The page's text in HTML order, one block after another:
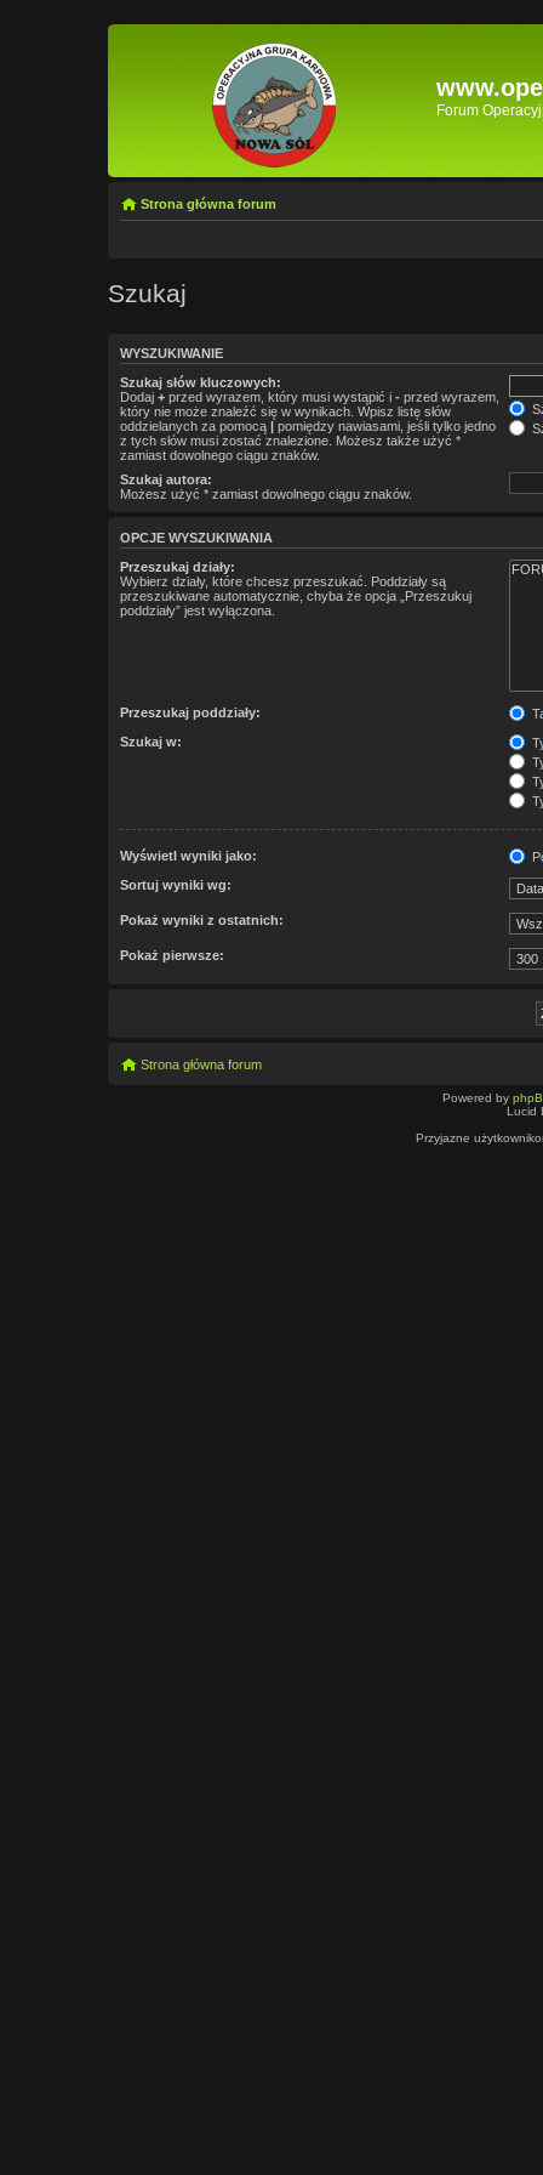
Forum
Strona główna forum
Szukaj
WYSZUKIWANIE
Szukaj słów kluczowych:
Dodaj +przed wyrazem, który musi wystąpić i -przed wyrazem,
który nie może znaleźć się w wynikach. Wpisz listę słów
oddzielanych za pomocą
pomiędzy nawiasami, jeśli tylko jedno
z tych słów musi zostać znalezione. Możesz także użyć *
zamiast dowolnego ciągu znaków.
Szukaj autora:
Możesz użyć * zamiast dowolnego ciągu znaków.
OPCJE WYSZUKIWANIA
Przeszukaj działy:
Wybierz działy, które chcesz przeszukać. Poddziały są
przeszukiwane automatycznie, chyba że opcja „Przeszukuj
poddziały” jest wyłączona.
Przeszukaj poddziały:
Szukaj w:
Wyświetl wyniki jako:
Sortuj wyniki wg:
Pokaż wyniki z ostatnich:
Pokaż pierwsze:
Strona główna forum
Powered by
Lucid
Przyjazne